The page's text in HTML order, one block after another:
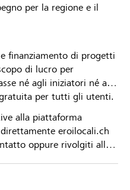
per la regione e il
finanziamento di progetti
di lucro per
né agli iniziatori né ai
per tutti gli utenti.
alla piattaforma
eroilocali.ch
oppure rivolgiti alla